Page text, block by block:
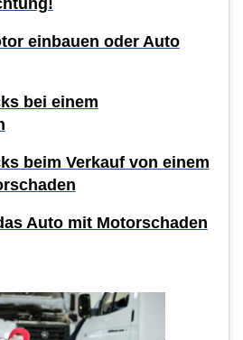
einbauen oder Auto
bei einem
beim Verkauf von einem
Auto mit Motorschaden